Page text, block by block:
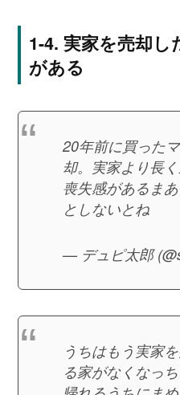
実家を売却し
がある
20年前に買った
却。実家より長
喪失感があるま
としないとね
— デュピ太郎
うちはもう実家
る家がなくなっ